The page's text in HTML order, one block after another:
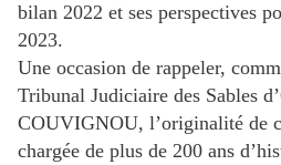
bilan 2022 et ses perspectives
2023.
Une occasion de rappeler,
Tribunal Judiciaire des Sables
COUVIGNOU, l’originalité de
chargée de plus de 200 ans